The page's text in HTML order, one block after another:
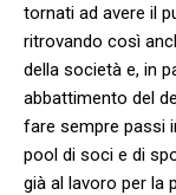
tornati ad avere il
ritrovando così
della società e, in
abbattimento del
fare sempre passi
pool di soci e di
già al lavoro per la